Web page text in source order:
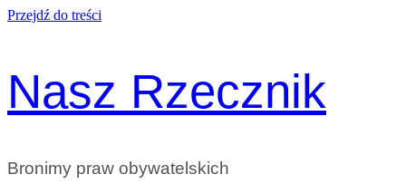
Przejdź do treści
Nasz Rzecznik
Bronimy praw obywatelskich